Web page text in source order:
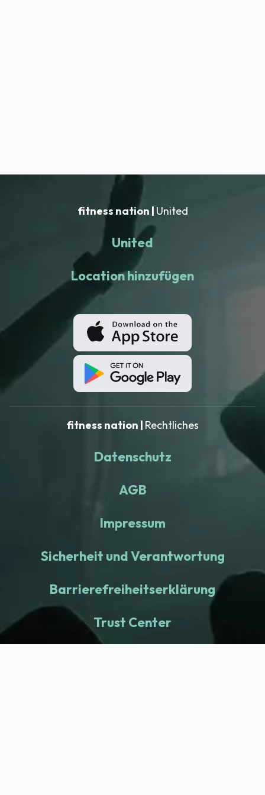
fitness nation | United
United
Location hinzufügen
fitness nation | Rechtliches
Datenschutz
AGB
Impressum
Sicherheit und Verantwortung
Barrierefreiheitserklärung
Trust Center